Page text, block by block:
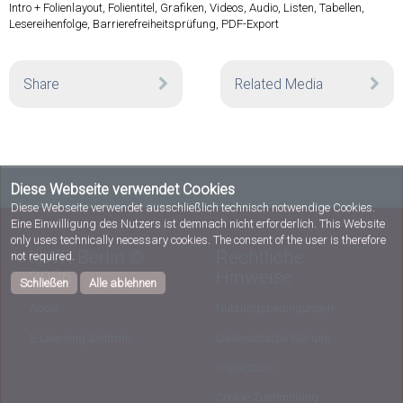
Diese Webseite verwendet Cookies
Diese Webseite verwendet ausschließlich technisch notwendige Cookies.
Eine Einwilligung des Nutzers ist demnach nicht erforderlich. This Website
only uses technically necessary cookies. The consent of the user is therefore
not required.
Schließen
Alle ablehnen
Intro + Folienlayout, Folientitel, Grafiken, Videos, Audio, Listen, Tabellen,
Lesereihenfolge, Barrierefreiheitsprüfung, PDF-Export
Share Related Media
HWR Berlin ©
2026